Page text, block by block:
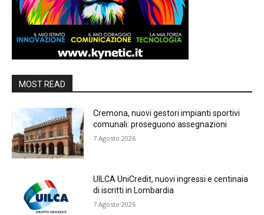
MOST READ
Cremona, nuovi gestori impianti sportivi
comunali: proseguono assegnazioni
7 Agosto 2026
UILCA UniCredit, nuovi ingressi e centinaia
di iscritti in Lombardia
7 Agosto 2026